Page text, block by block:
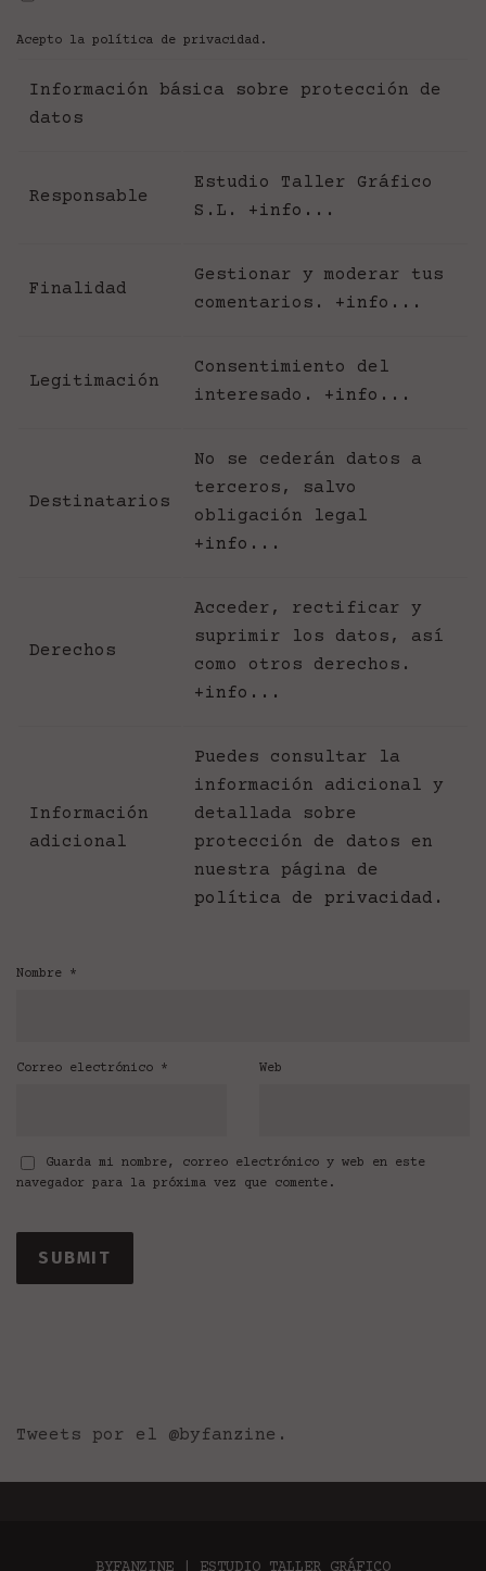
Acepto la política de privacidad .
Información básica sobre protección de
datos
Responsable
Estudio Taller Gráfico
S.L. +info...
Finalidad
Gestionar y moderar tus
comentarios. +info...
Legitimación
Consentimiento del
interesado. +info...
Destinatarios
No se cederán datos a
terceros, salvo
obligación legal
+info...
Derechos
Acceder, rectificar y
suprimir los datos, así
como otros derechos.
+info...
Información
adicional
Puedes consultar la
información adicional y
detallada sobre
protección de datos en
nuestra página de
política de privacidad .
Nombre *
Correo electrónico * Web
Guarda mi nombre, correo electrónico y web en este
navegador para la próxima vez que comente.
Tweets por el @byfanzine.
BYFANZINE | ESTUDIO TALLER GRÁFICO